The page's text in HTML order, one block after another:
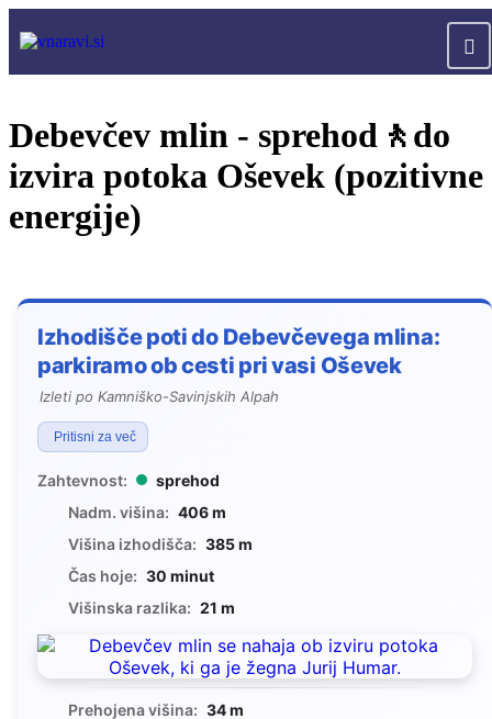
Debevčev mlin - sprehod🚶do
izvira potoka Oševek (pozitivne
energije)
Izhodišče poti do Debevčevega mlina:
parkiramo ob cesti pri vasi Oševek
Izleti po Kamniško-Savinjskih Alpah
Pritisni za več
Zahtevnost:
sprehod
Nadm. višina: 406 m
Višina izhodišča: 385 m
Čas hoje: 30 minut
Višinska razlika: 21 m
Prehojena višina: 34 m